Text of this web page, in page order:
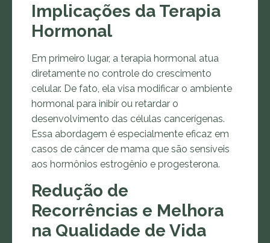
Implicações da Terapia
Hormonal
Em primeiro lugar, a terapia hormonal atua
diretamente no controle do crescimento
celular. De fato, ela visa modificar o ambiente
hormonal para inibir ou retardar o
desenvolvimento das células cancerígenas.
Essa abordagem é especialmente eficaz em
casos de câncer de mama que são sensíveis
aos hormônios estrogênio e progesterona.
Redução de
Recorrências e Melhora
na Qualidade de Vida